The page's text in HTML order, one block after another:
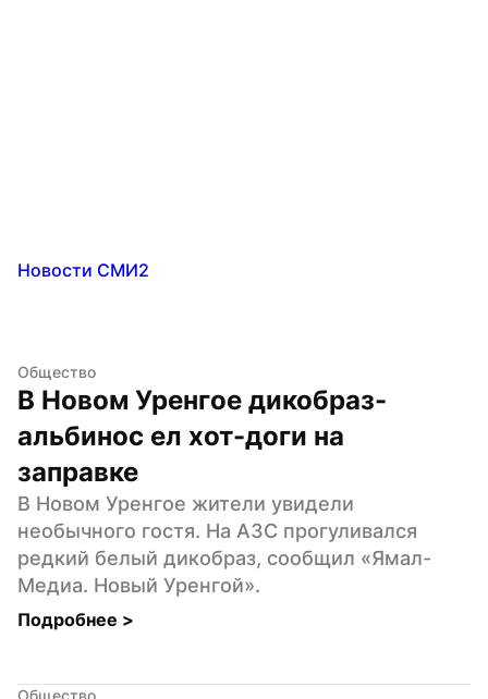
Новости СМИ2
Общество
В Новом Уренгое дикобраз-
альбинос ел хот-доги на
заправке
В Новом Уренгое жители увидели
необычного гостя. На АЗС прогуливался
редкий белый дикобраз, сообщил «Ямал-
Медиа. Новый Уренгой».
Подробнее >
Общество